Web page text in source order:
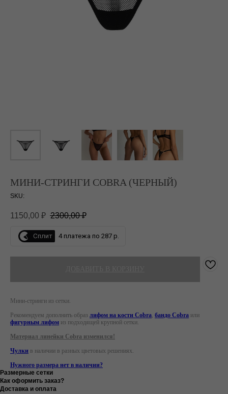
МИНИ-СТРИНГИ COBRA (ЧЕРНЫЙ)
SKU:
1150,00 ₽ 2300,00 ₽
Сплит 4 платежа по 287 р.
Мини-стринги из сетки.
Рекомендуем дополнить образ лифом на кости Cobra бандо Cobra или
фигурным лифом из подходящей крупной сетки.
Материал линейки Cobra изменился!
Чулки в наличии в разных цветовых решениях.
Нужного размера нет в наличии?
Размерные сетки
Как оформить заказ?
Доставка и оплата